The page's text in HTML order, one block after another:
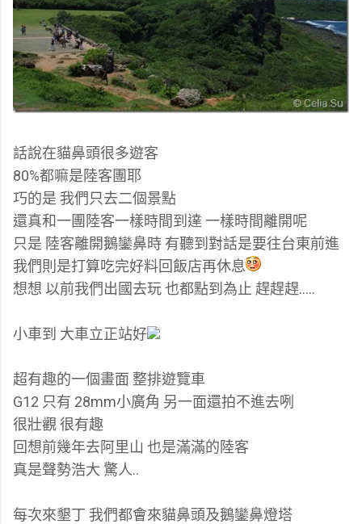
話說在貓鼻頭很多遊客
80%都嘛是陸客團耶
巧的是 我們只去二個景點
還真和一團陸客一樣時間到達 一樣時間離開呢
只是 陸客離開鵝鑾鼻時 有聽到對話是要往台東前進
我們則是打算吃完好料回飯店再休息
想想 以前我們出國去玩 也都點到為止 趕趕趕.....
小車到 大車立正站好
超有趣的一個畫面 整排遊覽車
G12 只有 28mm小廣角 另一面還拍不進去咧
很壯觀 很有趣
回想前幾年去阿里山 也是滿滿的陸客
真是聲勢浩大 驚人..
每次來墾丁 我們都會來貓鼻頭及鵝鑾鼻燈塔